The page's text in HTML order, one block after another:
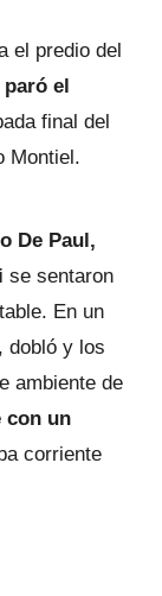
el predio del
el
final del
Montiel.
De Paul,
se sentaron
En un
dobló y los
ambiente de
con un
corriente